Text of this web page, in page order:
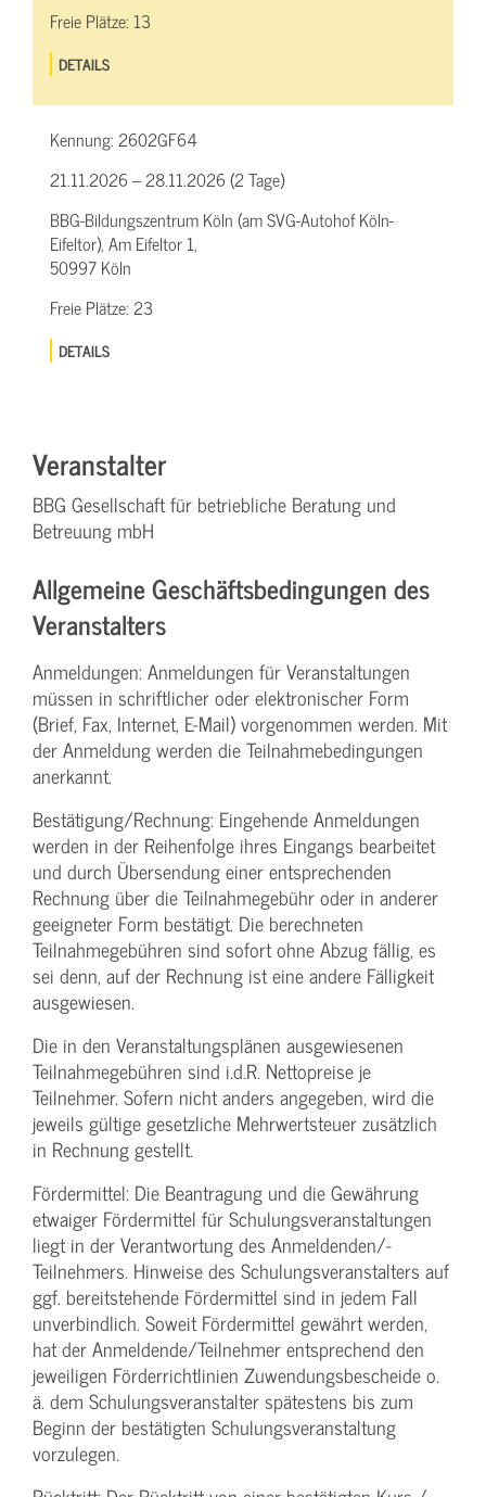
Freie Plätze: 13
DETAILS
Kennung:2602GF64
21.11.2026 – 28.11.2026 (2 Tage)
BBG-Bildungszentrum Köln (am SVG-Autohof Köln-
Eifeltor), Am Eifeltor 1,
50997 Köln
Freie Plätze:23
DETAILS
Veranstalter
BBG Gesellschaft für betriebliche Beratung und
Betreuung mbH
Allgemeine Geschäftsbedingungen des
Veranstalters
Anmeldungen: Anmeldungen für Veranstaltungen
müssen in schriftlicher oder elektronischer Form
(Brief, Fax, Internet, E-Mail) vorgenommen werden. Mit
der Anmeldung werden die Teilnahme­bedingungen
anerkannt.
Bestätigung­/Rechnung: Eingehende Anmeldungen
werden in der Reihenfolge ihres Eingangs bearbeitet
und durch Übersendung einer entsprechenden
Rechnung über die Teilnahmegebühr oder in anderer
geeigneter Form bestätigt. Die berechneten
Teilnahmegebühren sind sofort ohne Abzug fällig, es
sei denn, auf der Rechnung ist eine andere Fälligkeit
ausgewiesen.
Die in den Veranstaltungsplänen ausgewiesenen
Teilnahmegebühren sind i.d.R. Nettopreise je
Teilnehmer. Sofern nicht anders angegeben, wird die
jeweils gültige gesetzliche Mehrwertsteuer zusätzlich
in Rechnung gestellt.
Fördermittel: Die Beantragung und die Gewährung
etwaiger Fördermittel für Schulungs­veranstaltungen
liegt in der Verantwortung des Anmeldenden/­
Teilnehmers. Hinweise des Schulungs­veranstalters auf
ggf. bereitstehende Fördermittel sind in jedem Fall
unverbindlich. Soweit Fördermittel gewährt werden,
hat der Anmeldende/­Teilnehmer entsprechend den
jeweiligen Förderrichtlinien Zuwendungs­bescheide o.
ä. dem Schulungs­veranstalter spätestens bis zum
Beginn der bestätigten Schulungs­veranstaltung
vorzulegen.